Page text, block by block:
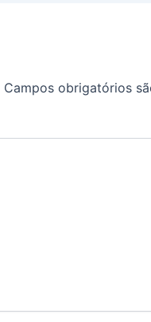
Campos obrigatórios